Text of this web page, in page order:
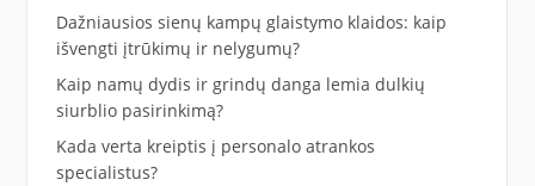
Dažniausios sienų kampų glaistymo klaidos: kaip
išvengti įtrūkimų ir nelygumų?
Kaip namų dydis ir grindų danga lemia dulkių
siurblio pasirinkimą?
Kada verta kreiptis į personalo atrankos
specialistus?